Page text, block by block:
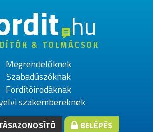
hu
& TOLMÁCSOK
Megrendelőknek
Szabadúszóknak
Fordítóirodáknak
szakembereknek
BELÉPÉS